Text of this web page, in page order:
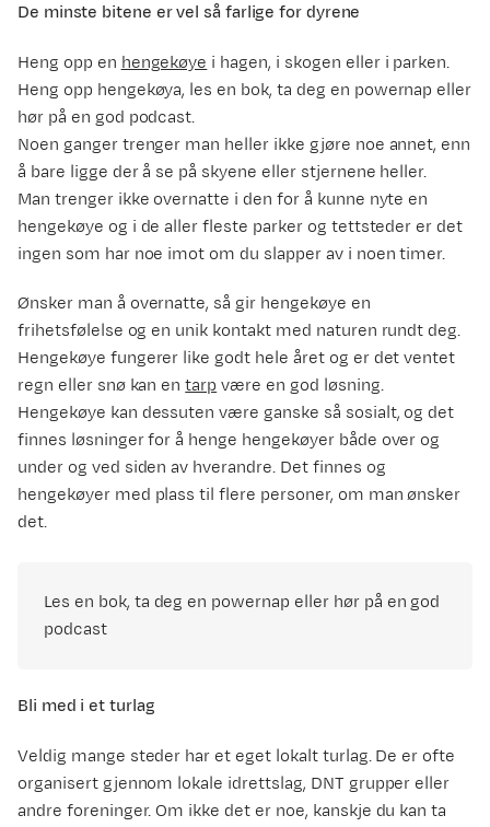
De minste bitene er vel så farlige for dyrene
Heng opp en hengekøye i hagen, i skogen eller i parken.
Heng opp hengekøya, les en bok, ta deg en powernap eller
hør på en god podcast.
Noen ganger trenger man heller ikke gjøre noe annet, enn
å bare ligge der å se på skyene eller stjernene heller.
Man trenger ikke overnatte i den for å kunne nyte en
hengekøye og i de aller fleste parker og tettsteder er det
ingen som har noe imot om du slapper av i noen timer.
Ønsker man å overnatte, så gir hengekøye en
frihetsfølelse og en unik kontakt med naturen rundt deg.
Hengekøye fungerer like godt hele året og er det ventet
regn eller snø kan entarp være en god løsning.
Hengekøye kan dessuten være ganske så sosialt, og det
finnes løsninger for å henge hengekøyer både over og
under og ved siden av hverandre. Det finnes og
hengekøyer med plass til flere personer, om man ønsker
det.
Les en bok, ta deg en powernap eller hør på en god
podcast
Bli med i et turlag
Veldig mange steder har et eget lokalt turlag. De er ofte
organisert gjennom lokale idrettslag, DNT grupper eller
andre foreninger. Om ikke det er noe, kanskje du kan ta